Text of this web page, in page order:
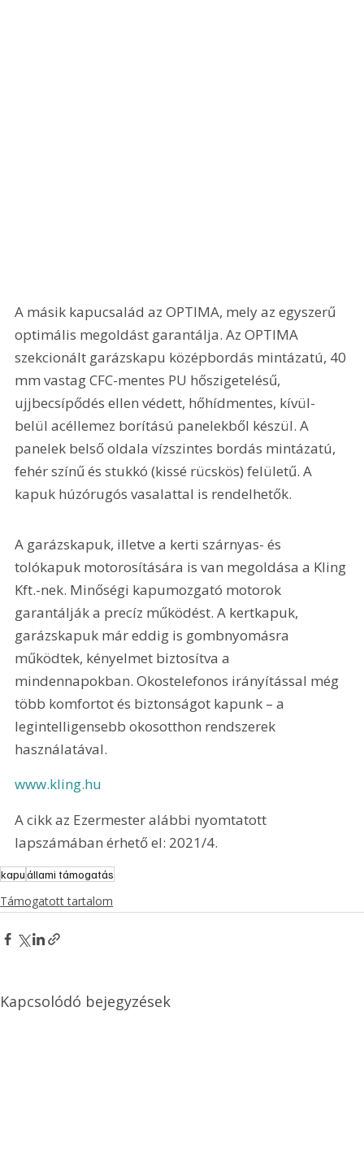
A másik kapucsalád az OPTIMA, mely az egyszerű
optimális megoldást garantálja. Az OPTIMA
szekcionált garázskapu középbordás mintázatú, 40
mm vastag CFC-mentes PU hőszigetelésű,
ujjbecsípődés ellen védett, hőhídmentes, kívül-
belül acéllemez borítású panelekből készül. A
panelek belső oldala vízszintes bordás mintázatú,
fehér színű és stukkó (kissé rücskös) felületű. A
kapuk húzórugós vasalattal is rendelhetők.
A garázskapuk, illetve a kerti szárnyas- és
tolókapuk motorosítására is van megoldása a Kling
Kft.-nek. Minőségi kapumozgató motorok
garantálják a precíz működést. A kertkapuk,
garázskapuk már eddig is gombnyomásra
működtek, kényelmet biztosítva a
mindennapokban. Okostelefonos irányítással még
több komfortot és biztonságot kapunk – a
legintelligensebb okosotthon rendszerek
használatával.
www.kling.hu
A cikk az Ezermester alábbi nyomtatott
lapszámában érhető el: 2021/4.
kapuállami támogatás
Támogatott tartalom
Kapcsolódó bejegyzések